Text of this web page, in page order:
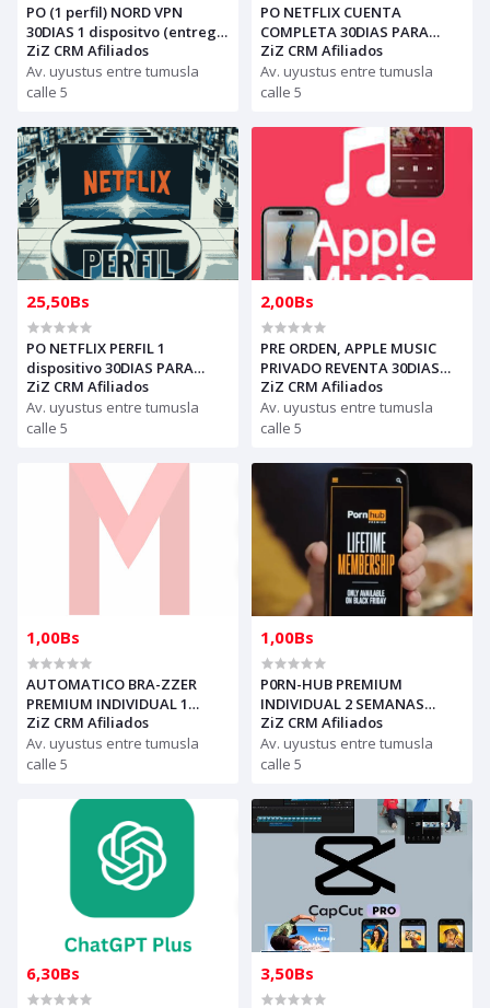
PO (1 perfil) NORD VPN
30DIAS 1 dispositvo (entrega
al whasap)
ZiZ CRM Afiliados
Av. uyustus entre tumusla
calle 5
PO NETFLIX CUENTA
COMPLETA 30DIAS PARA
REVENDER (entrega al
whasap)
ZiZ CRM Afiliados
Av. uyustus entre tumusla
calle 5
25,50Bs
PO NETFLIX PERFIL 1
dispositivo 30DIAS PARA
REVENDER (entrega al
whasap)
ZiZ CRM Afiliados
Av. uyustus entre tumusla
calle 5
2,00Bs
PRE ORDEN, APPLE MUSIC
PRIVADO REVENTA 30DIAS
IPHONE ENVIAR CORREO AL
WHATSAPP, PARA ENVIAR
INVITACION Y INDICACIONES
ZiZ CRM Afiliados
Av. uyustus entre tumusla
calle 5
1,00Bs
AUTOMATICO BRA-ZZER
PREMIUM INDIVIDUAL 1
MES(1 dispositvo)
ZiZ CRM Afiliados
Av. uyustus entre tumusla
calle 5
1,00Bs
P0RN-HUB PREMIUM
INDIVIDUAL 2 SEMANAS
GARANTIA(1 dispositvo)
ZiZ CRM Afiliados
Av. uyustus entre tumusla
calle 5
6,30Bs 3,50Bs